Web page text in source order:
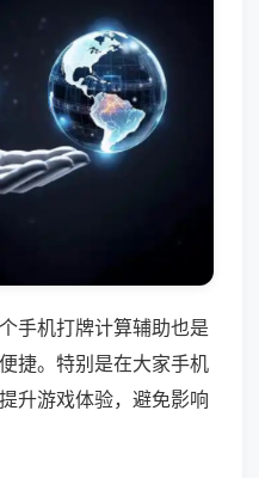
手机打牌计算辅助也是
捷。特别是在大家手机
升游戏体验，避免影响